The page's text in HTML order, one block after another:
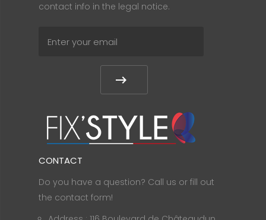
contact info in the legal notice.
CONTACT
Do you have a question? Call us or fill out
the contact form!